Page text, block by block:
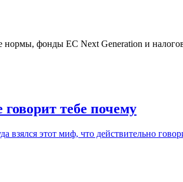
нормы, фонды ЕС Next Generation и
тебе почему
этот миф, что действительно